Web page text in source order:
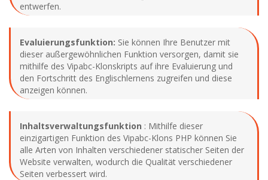
entwerfen.
Evaluierungsfunktion: Sie können Ihre Benutzer mit
dieser außergewöhnlichen Funktion versorgen, damit sie
mithilfe des Vipabc-Klonskripts auf ihre Evaluierung und
den Fortschritt des Englischlernens zugreifen und diese
anzeigen können.
Inhaltsverwaltungsfunktion : Mithilfe dieser
einzigartigen Funktion des Vipabc-Klons PHP können Sie
alle Arten von Inhalten verschiedener statischer Seiten der
Website verwalten, wodurch die Qualität verschiedener
Seiten verbessert wird.